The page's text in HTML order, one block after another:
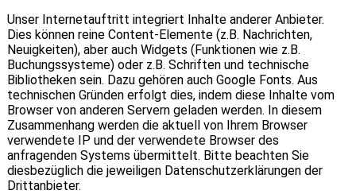
Unser Internetauftritt integriert Inhalte anderer Anbieter.
Dies können reine Content-Elemente (z.B. Nachrichten,
Neuigkeiten), aber auch Widgets (Funktionen wie z.B.
Buchungssysteme) oder z.B. Schriften und technische
Bibliotheken sein. Dazu gehören auch Google Fonts. Aus
technischen Gründen erfolgt dies, indem diese Inhalte vom
Browser von anderen Servern geladen werden. In diesem
Zusammenhang werden die aktuell von Ihrem Browser
verwendete IP und der verwendete Browser des
anfragenden Systems übermittelt. Bitte beachten Sie
diesbezüglich die jeweiligen Datenschutzerklärungen der
Drittanbieter.